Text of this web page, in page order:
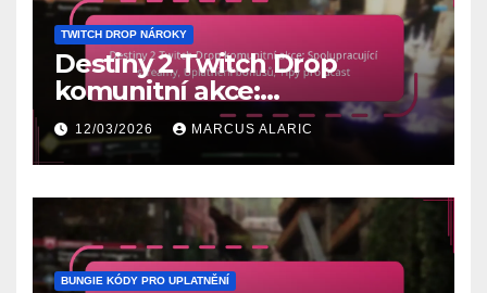
TWITCH DROP NÁROKY
Destiny 2 Twitch Drop
komunitní akce:
Spolupracující streamy,
Uplatnění bonusů, Tipy pro
účast
12/03/2026 MARCUS ALARIC
BUNGIE KÓDY PRO UPLATNĚNÍ